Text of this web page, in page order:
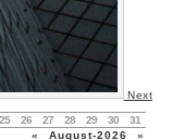
Next
25 26 27 28 29 30
31
«
August-2026 »